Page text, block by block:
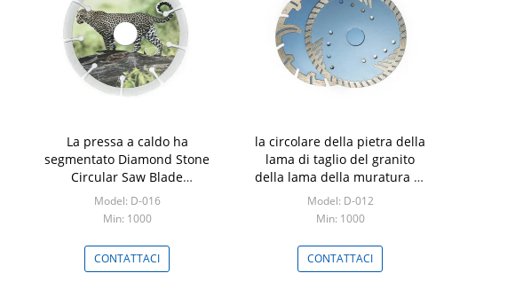
La pressa a caldo ha
segmentato Diamond Stone
Circular Saw Blade
sinterizzato
Model: D-016
Min: 1000
CONTATTACI
la circolare della pietra della
lama di taglio del granito
della lama della muratura di
180mm le lame per sega per
granito
Model: D-012
Min: 1000
CONTATTACI